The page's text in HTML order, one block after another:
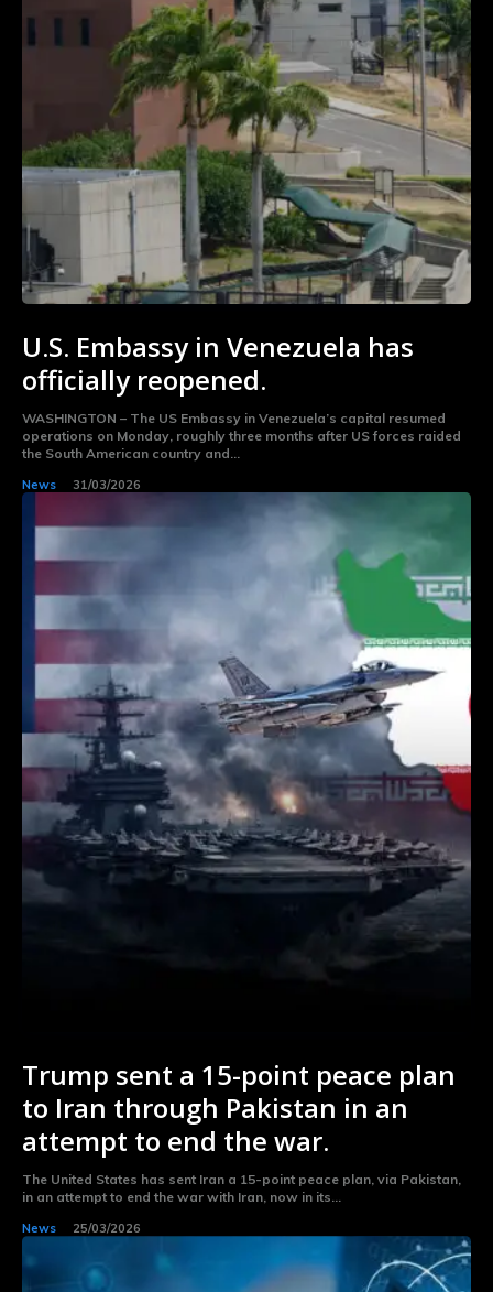
U.S. Embassy in Venezuela has
officially reopened.
WASHINGTON – The US Embassy in Venezuela’s capital resumed
operations on Monday, roughly three months after US forces raided
the South American country and...
News 31/03/2026
Trump sent a 15-point peace plan
to Iran through Pakistan in an
attempt to end the war.
The United States has sent Iran a 15-point peace plan, via Pakistan,
in an attempt to end the war with Iran, now in its...
News 25/03/2026